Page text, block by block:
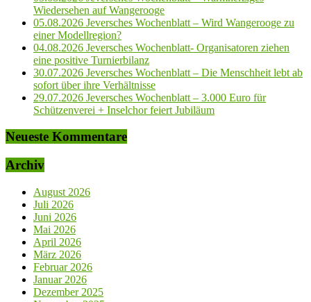
Wiedersehen auf Wangerooge
05.08.2026 Jeversches Wochenblatt – Wird Wangerooge zu
einer Modellregion?
04.08.2026 Jeversches Wochenblatt- Organisatoren ziehen
eine positive Turnierbilanz
30.07.2026 Jeversches Wochenblatt – Die Menschheit lebt ab
sofort über ihre Verhältnisse
29.07.2026 Jeversches Wochenblatt – 3.000 Euro für
Schützenverei + Inselchor feiert Jubiläum
Neueste Kommentare
Archiv
August 2026
Juli 2026
Juni 2026
Mai 2026
April 2026
März 2026
Februar 2026
Januar 2026
Dezember 2025